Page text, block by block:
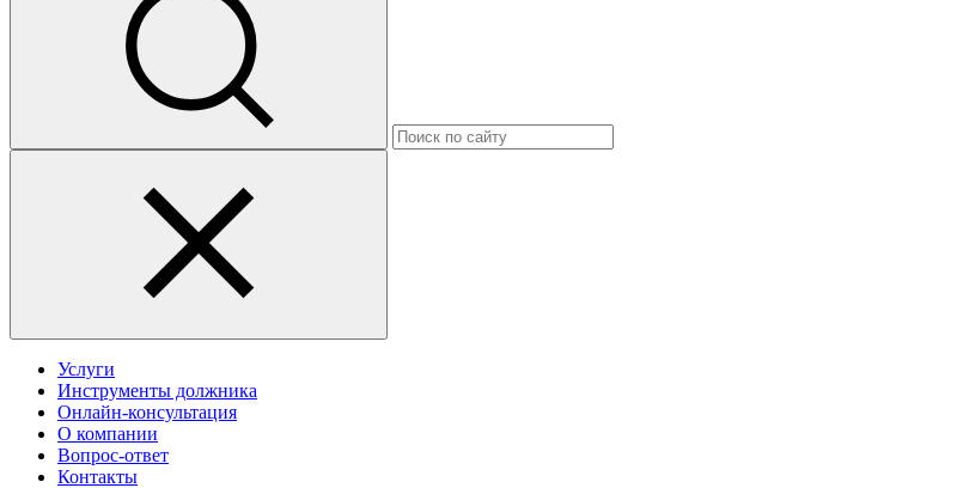
Услуги
Инструменты должника
Онлайн-консультация
О компании
Вопрос-ответ
Контакты